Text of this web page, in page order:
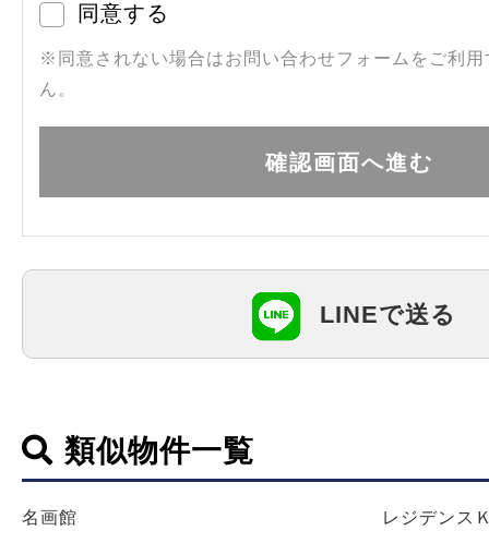
同意する
※同意されない場合はお問い合わせフォームをご利
ん。
LINEで送る
類似物件一覧
名画館 レジデンス